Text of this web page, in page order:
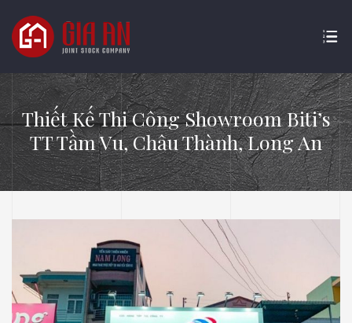
Thiết Kế Thi Công Showroom Biti’s
TT Tầm Vu, Châu Thành, Long An